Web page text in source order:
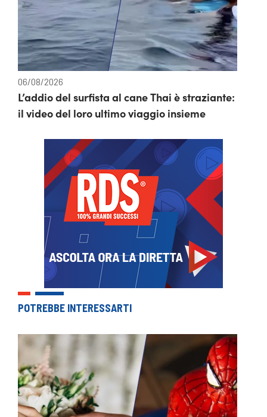
06/08/2026
L’addio del surfista al cane Thai è straziante:
il video del loro ultimo viaggio insieme
POTREBBE INTERESSARTI